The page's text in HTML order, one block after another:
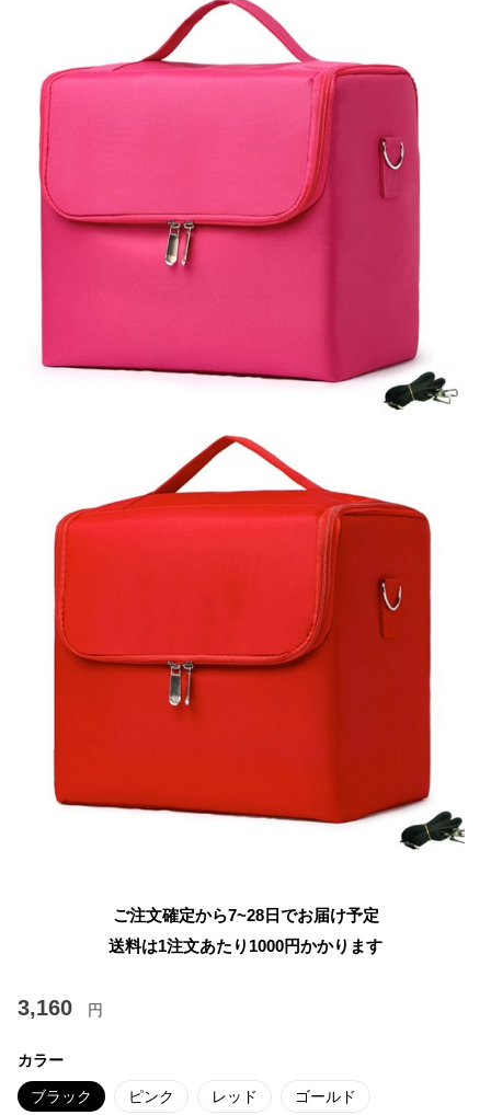
ご注文確定から7~28日でお届け予定
送料は1注文あたり 1000円かかります
3,160 円
カラー
ブラック ピンク レッド ゴールド